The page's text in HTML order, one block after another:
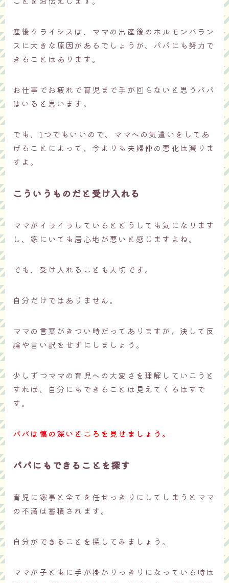
産後クライシスは、ママの出産後のホルモンバラン
スに大きな原因があるでしょうが、パパにも努力で
きることはあります。
お仕事でお疲れで育児まで手が回らないと思うパパ
はいると思います。
でも、1つでもいいので、ママへの気遣いをしてあ
げることによって、今よりも夫婦仲の悪化は減りま
すよ。
こういうものだと受け入れる
ママがイライラしているとどうしても気になります
し、家にいても居心地が悪いと感じますよね。
でも、受け入れることも大切です。
自分だけではありません。
ママの言葉がきつい時だってありますが、決して反
論や言い訳をせずにしましょう。
少しずつママの育児への大変さを理解していこうと
すれば、自分にもできることは見えてくるはずで
す。
パパは懐の深いところを見せましょう。
パパにもできることを探す
育児に家事と全てを任せっきりにしてしまうとママ
の不満は蓄積されます。
自分ができることを探してみましょう。
ママが子どもに手が掛かりっきりになっている時は